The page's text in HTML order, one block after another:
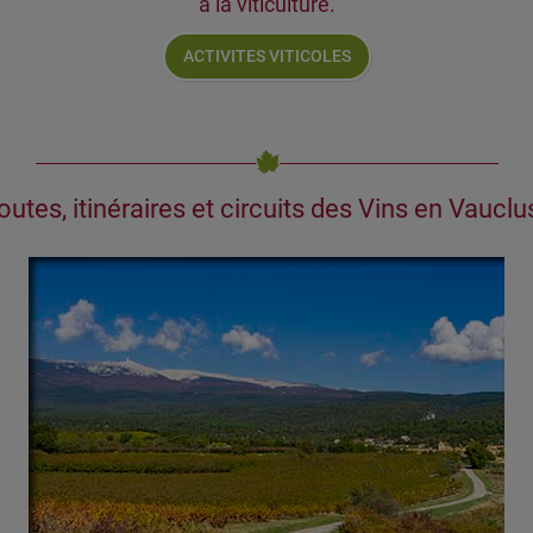
à la viticulture.
ACTIVITES VITICOLES
itinéraires et circuits des Vins en